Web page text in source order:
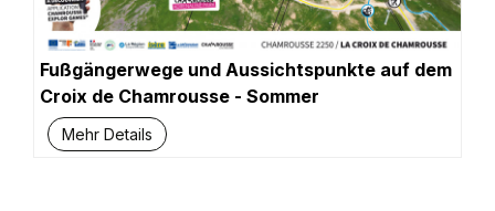
Fußgängerwege und Aussichtspunkte auf dem
Croix de Chamrousse - Sommer
Mehr Details